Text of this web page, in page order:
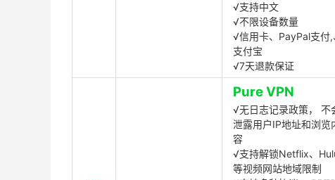
√支持中文
√不限设备数量
√信用卡、PayPal支付,
支付宝
√7天退款保证
Pure VPN
√无日志记录政策， 不
泄露用户IP地址和浏览
容
√支持解锁Netflix、
等视频网站地域限制